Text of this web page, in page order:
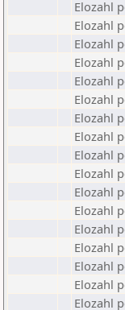
Elozahl
Elozahl
Elozahl
Elozahl
Elozahl
Elozahl
Elozahl
Elozahl
Elozahl
Elozahl
Elozahl
Elozahl
Elozahl
Elozahl
Elozahl
Elozahl
Elozahl